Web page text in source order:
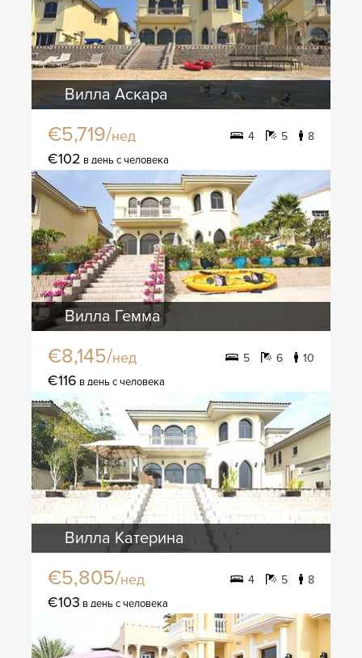
Вилла Аскара
€5,719/нед 4 5 8
€102 в день с человека
Вилла Гемма
€8,145/нед 5 6 10
€116 в день с человека
Вилла Катерина
€5,805/нед 4 5 8
€103 в день с человека